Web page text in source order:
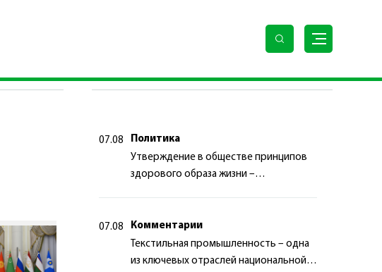
07.08
Политика
Утверждение в обществе принципов
здорового образа жизни –
07.08
Комментарии
Текстильная промышленность – одна
из ключевых отраслей национальной